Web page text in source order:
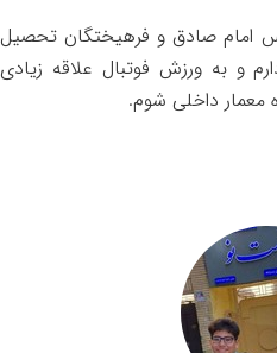
امام صادق و فرهیختگان تحصیل
و به ورزش فوتبال علاقه زیادی
معمار داخلی شوم.